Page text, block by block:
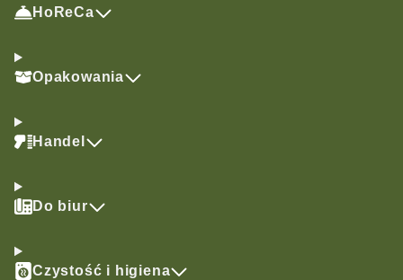
HoReCa
Opakowania
Handel
Do biur
Czystość i higiena